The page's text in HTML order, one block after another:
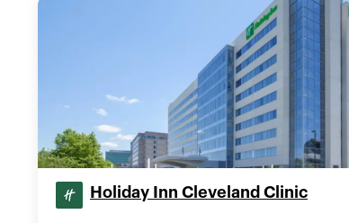
Holiday Inn Cleveland Clinic